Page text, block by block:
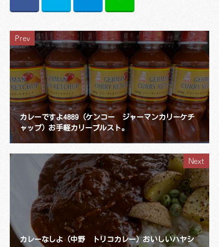
Prev
カレーですよ4889（ケンコー ジャーマンカリーケチ
ャップ）お手軽カリーブルスト。
Next
カレーなしよ（中野 トリコカレー）おいしいハヤシ